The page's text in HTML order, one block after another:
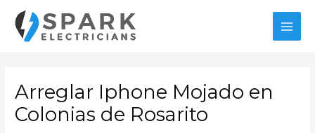
contenido
Arreglar Iphone Mojado en
Colonias de Rosarito